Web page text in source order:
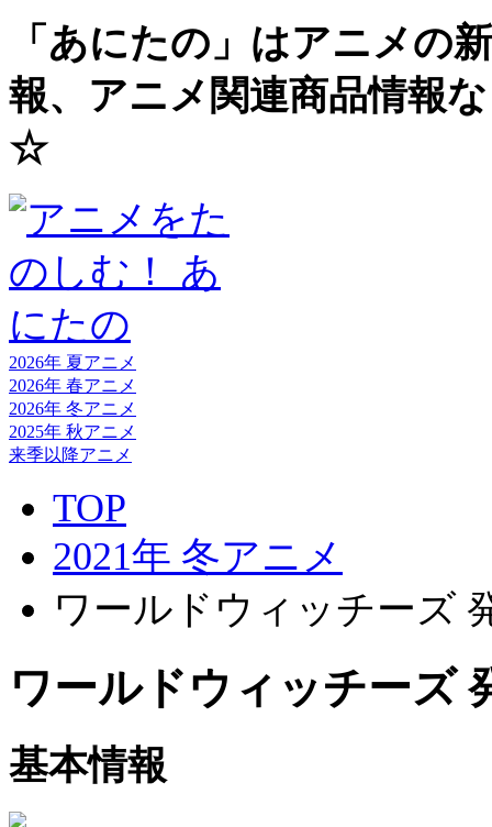
「あにたの」はアニメの
報、アニメ関連商品情報
☆
2026年 夏アニメ
2026年 春アニメ
2026年 冬アニメ
2025年 秋アニメ
来季以降アニメ
TOP
2021年 冬アニメ
ワールドウィッチーズ
ワールドウィッチーズ
基本情報